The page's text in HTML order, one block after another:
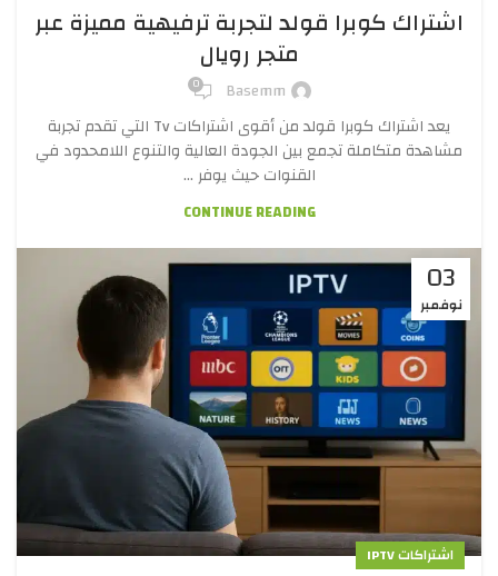
اشتراك كوبرا قولد لتجربة ترفيهية مميزة عبر
متجر رويال
Basemm
0
يعد اشتراك كوبرا قولد من أقوى اشتراكات Tv التي تقدم تجربة
مشاهدة متكاملة تجمع بين الجودة العالية والتنوع اللامحدود في
القنوات حيث يوفر ...
CONTINUE READING
03
نوفمبر
اشتراكات IPTV